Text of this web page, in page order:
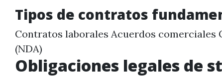
Tipos de contratos
Contratos laborales Acuerdos
(NDA)
Obligaciones legales de